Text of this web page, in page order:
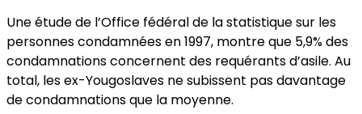
Une étude de l’Office fédéral de la statistique sur les
personnes condamnées en 1997, montre que 5,9% des
condamnations concernent des requérants d’asile. Au
total, les ex-Yougoslaves ne subissent pas davantage
de condamnations que la moyenne.